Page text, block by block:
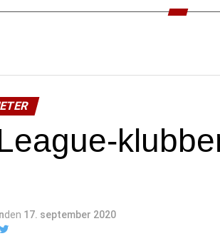
den 17. september 2020